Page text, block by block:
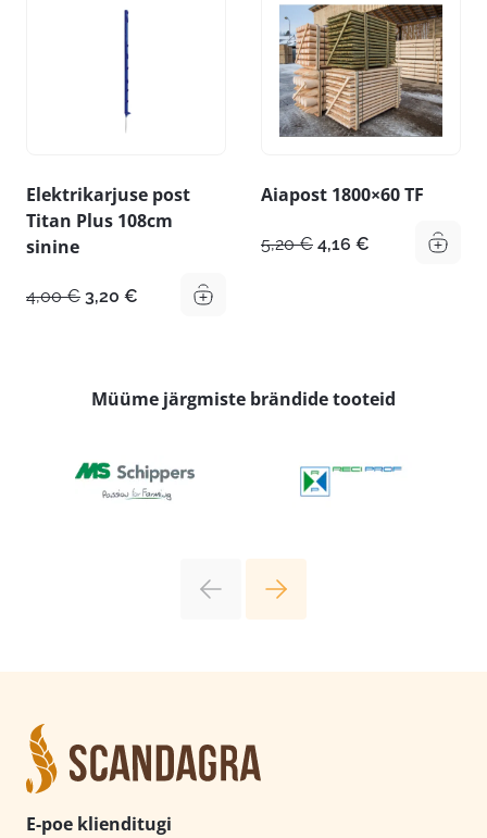
6,20 €.
3,05 €.2,44 €.
Elektrikarjuse post
Titan Plus 108cm
sinine
4,00€ Algne
3,20 € Praegune
Aiapost 1800×60 TF
5,20€ Algne
4,16 € Praegune
Müüme järgmiste brändide tooteid
E-poe klienditugi